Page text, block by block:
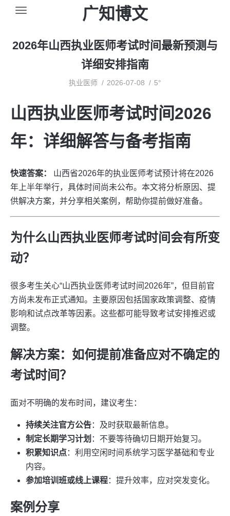
广知博文
2026年山西执业医师考试时间最新预测与
详细安排指南
执业医师 2026-07-08 5°
山西执业医师考试时间2026
年：详细解答与备考指南
快速答案：
山西省2026年的执业医师考试预计将在2026
年上半年举行，具体时间尚未公布。本文将分析原因、提
供解决方案，并分享相关案例，帮助你提前做好准备。
为什么山西执业医师考试时间会有所变
动？
很多考生关心“山西执业医师考试时间2026年”，但目前官
方尚未发布正式通知。主要原因包括国家政策调整、疫情
影响和试点改革等因素。这些都可能导致考试安排推迟或
调整。
解决方案：如何提前准备应对不确定的
考试时间？
面对不明确的发布时间，建议考生：
持续关注官方公告：及时获取最新信息。
制定长期学习计划 ：不要等待确切日期开始复习。
积累知识点：利用空闲时间系统学习医学基础和专业
内容。
参加培训班或线上课程：提升效率，应对突发变化。
案例分享